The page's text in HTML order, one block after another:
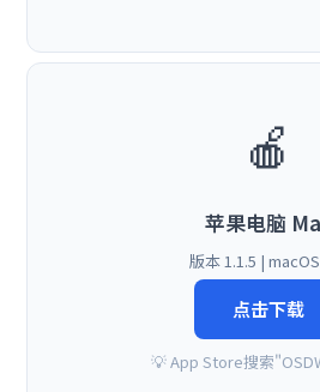
🍎
苹果电脑
版本 1.1.5 |
点击下载
💡 App Store搜索